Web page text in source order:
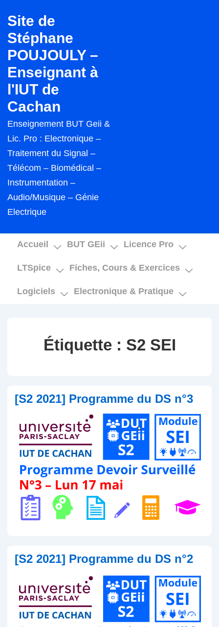
passer
au
contenu
principal
Site de
Stéphane
POUJOULY –
Enseignant à
l'IUT de
Cachan
Enseignement BUT Geii &
Lic. Pro : Electronique –
Traitement du Signal –
Télécom – Biomédical –
Instrumentation –
Audio/Musique – Génie
Electrique
Main
Accueil BUT GEii Licence Pro
LTSpice Fiches, Cours & Exercices
Logiciels Electronique & Pratique
Étiquette : S2 SEI
[S2 2021] Programme du DS n°3
[S2 2021] Programme du DS n°2